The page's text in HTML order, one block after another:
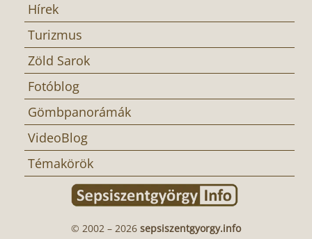
Hírek
Turizmus
Zöld Sarok
Fotóblog
Gömbpanorámák
VideoBlog
Témakörök
© 2002 – 2026 sepsiszentgyorgy.info